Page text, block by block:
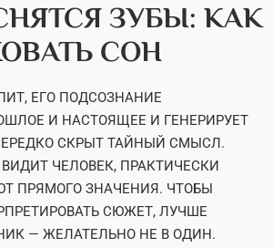
ЗУБЫ: КАК
СОН
ЕГО ПОДСОЗНАНИЕ
И НАСТОЯЩЕЕ И ГЕНЕРИРУЕТ
СКРЫТ ТАЙНЫЙ СМЫСЛ.
ЧЕЛОВЕК, ПРАКТИЧЕСКИ
ПРЯМОГО ЗНАЧЕНИЯ. ЧТОБЫ
СЮЖЕТ, ЛУЧШЕ
— ЖЕЛАТЕЛЬНО НЕ В ОДИН.